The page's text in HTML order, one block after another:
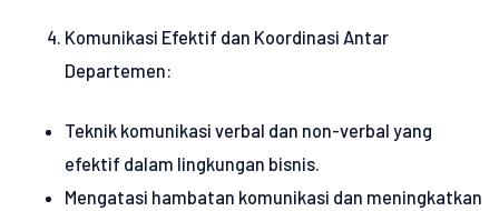
Komunikasi Efektif dan Koordinasi Antar
Departemen:
Teknik komunikasi verbal dan non-verbal yang
efektif dalam lingkungan bisnis.
Mengatasi hambatan komunikasi dan meningkatkan